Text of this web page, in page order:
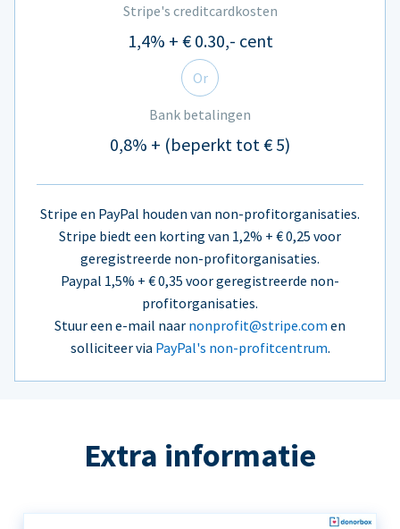
Stripe's creditcardkosten
1,4% + € 0.30,- cent
Or
Bank betalingen
0,8% + (beperkt tot € 5)
Stripe en PayPal houden van non-profitorganisaties.
Stripe biedt een korting van 1,2% + € 0,25 voor
geregistreerde non-profitorganisaties.
Paypal 1,5% + € 0,35 voor geregistreerde non-
profitorganisaties.
Stuur een e-mail naar nonprofit@stripe.com en
solliciteer via PayPal's non-profitcentrum.
Extra informatie